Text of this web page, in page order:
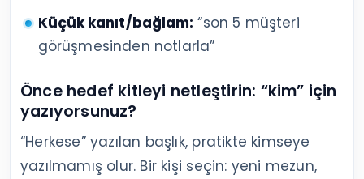
Küçük kanıt/bağlam: “son 5 müşteri
görüşmesinden notlarla”
Önce hedef kitleyi netleştirin: “kim” için
yazıyorsunuz?
“Herkese” yazılan başlık, pratikte kimseye
yazılmamış olur. Bir kişi seçin: yeni mezun,